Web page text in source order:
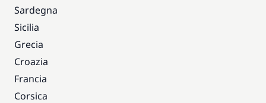
Sardegna
Sicilia
Grecia
Croazia
Francia
Corsica